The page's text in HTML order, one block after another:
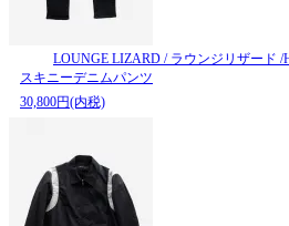
LOUNGE LIZARD / ラウンジリザード
スキニーデニムパンツ
30,800円(内税)